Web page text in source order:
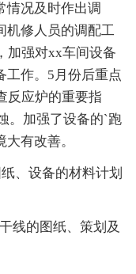
情况及时作出调
机修人员的调配工
加强对xx车间设备
工作。5月份后重点
反应炉的重要指
。加强了设备的`跑
有改善。
、设备的材料计划
线的图纸、策划及